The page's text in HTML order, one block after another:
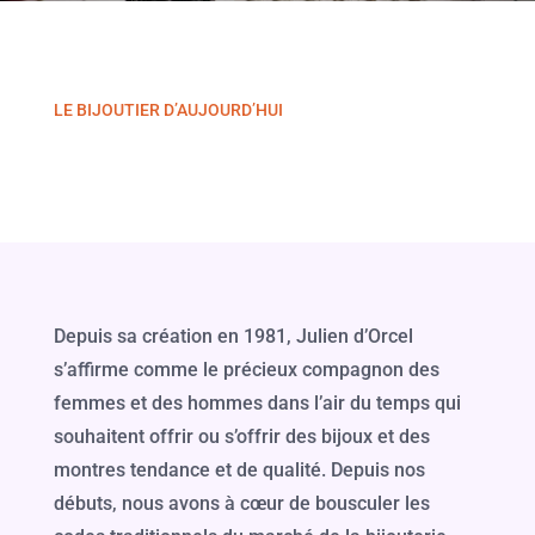
LE BIJOUTIER D’AUJOURD’HUI
Depuis sa création en 1981, Julien d’Orcel
s’affirme comme le précieux compagnon des
femmes et des hommes dans l’air du temps qui
souhaitent offrir ou s’offrir des bijoux et des
montres tendance et de qualité. Depuis nos
débuts, nous avons à cœur de bousculer les